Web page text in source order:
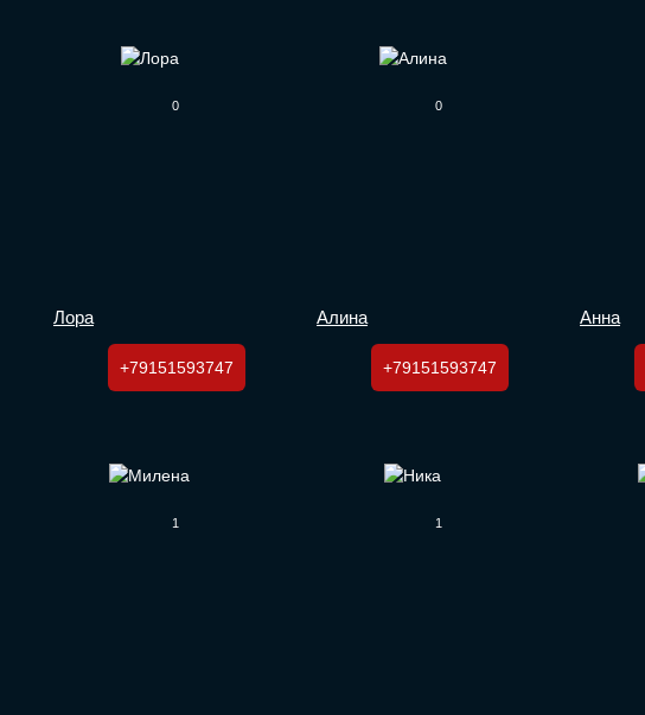
0
Лора
+79151593747
0
Алина
+79151593747
Анна
1 1